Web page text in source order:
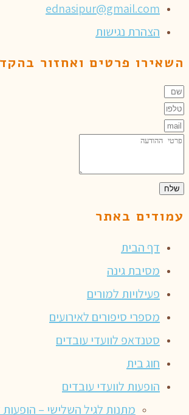
ednasipur@gmail.com
הצהרת נגישות
השאירו פרטים ואחזור
שלח
עמודים באתר
דף הבית
מסיבת גינה
פעילויות למורים
מספרי סיפורים לאירועים
סטנדאפ לוועדי עובדים
חוג בית
הופעות לוועדי עובדים
מתנות לגיל השלישי –